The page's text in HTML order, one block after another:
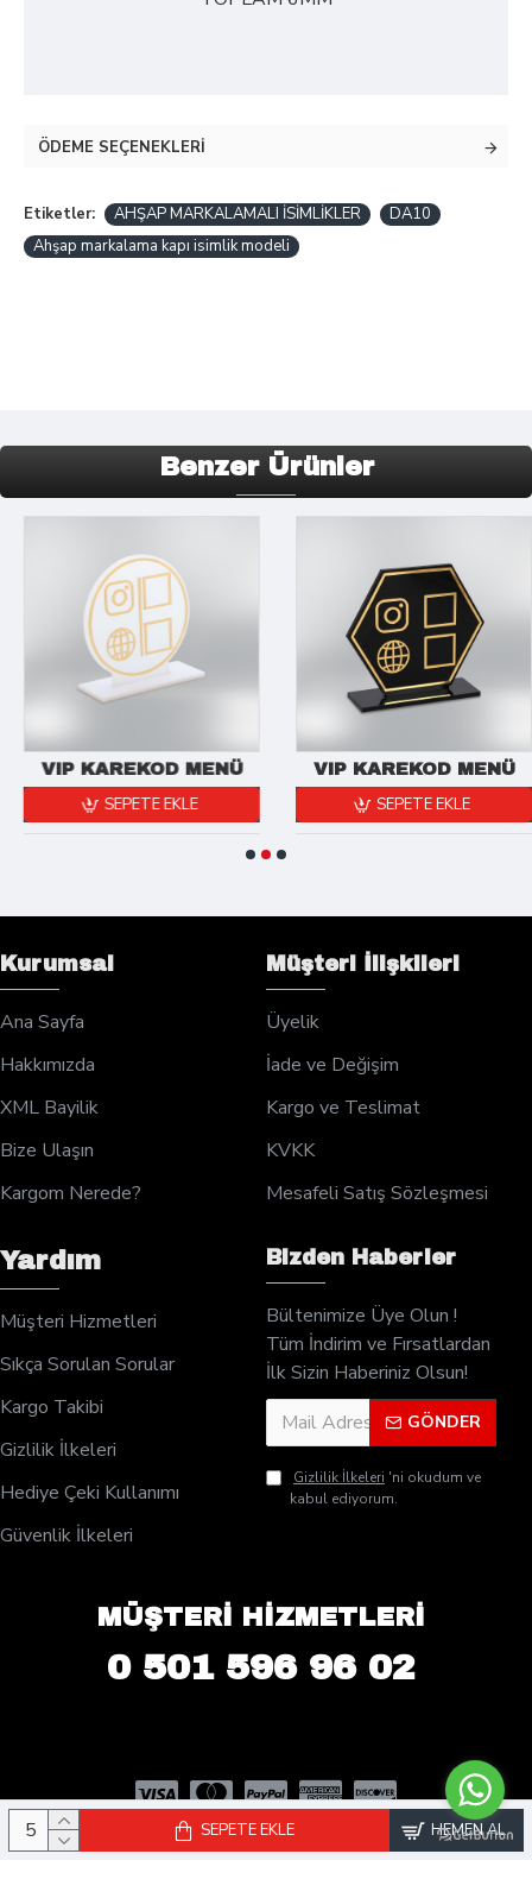
SEPETE EKLE HEMEN AL
ÖDEME SEÇENEKLERI
Etiketler: AHŞAP MARKALAMALI İSİMLİKLER
DA10
Ahşap markalama kapı isimlik modeli
Benzer Ürünler
VIP KAREKOD MENÜ
SEPETE EKLE
VIP KAREKOD MENÜ
SEPETE EKLE
Kurumsal
Ana Sayfa
Hakkımızda
XML Bayilik
Bize Ulaşın
Kargom Nerede?
Müşteri İlişkileri
Üyelik
İade ve Değişim
Kargo ve Teslimat
KVKK
Mesafeli Satış Sözleşmesi
Yardım
Müşteri Hizmetleri
Sıkça Sorulan Sorular
Kargo Takibi
Gizlilik İlkeleri
Hediye Çeki Kullanımı
Güvenlik İlkeleri
Bizden Haberler
Bültenimize Üye Olun !
Tüm İndirim ve Fırsatlardan
İlk Sizin Haberiniz Olsun!
GÖNDER
Gizlilik İlkeleri 'ni okudum ve
kabul ediyorum.
MÜŞTERİ HİZMETLERİ
0 501 596 96 02